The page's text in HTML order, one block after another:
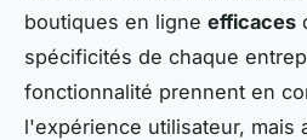
boutiques en ligne efficaces
spécificités de chaque
fonctionnalité prennent en
l'expérience utilisateur, mais